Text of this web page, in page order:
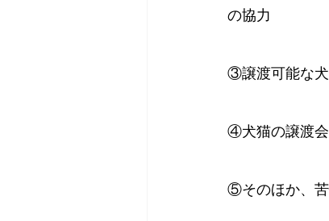
の協力
③譲渡可能な
④犬猫の譲渡
⑤そのほか、苦